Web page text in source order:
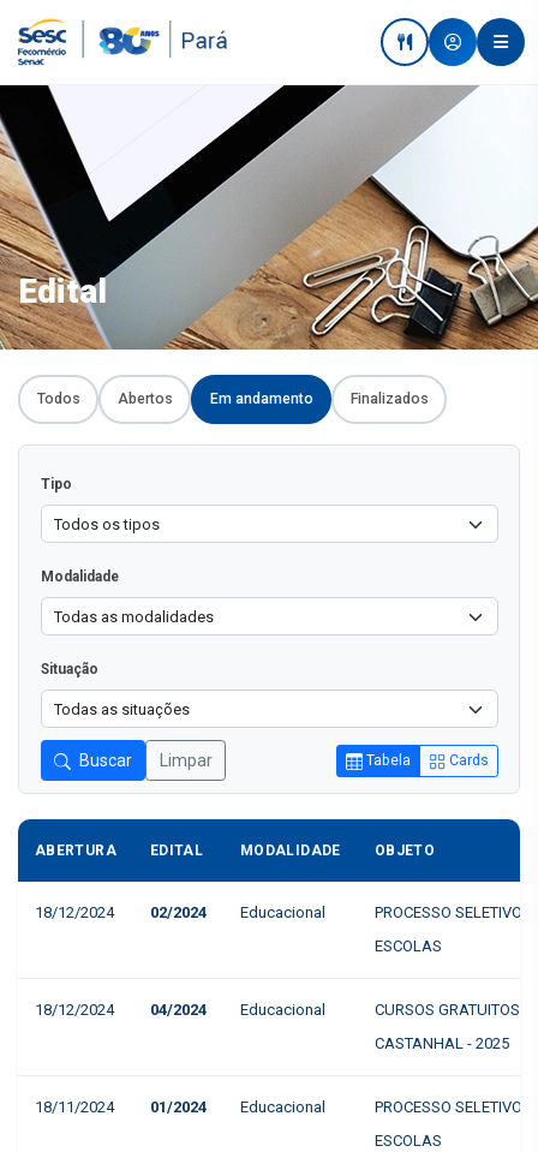
Edital
Todos Abertos Em andamento Finalizados
Tipo
Modalidade
Situação
Buscar Limpar Tabela Cards
ABERTURA EDITAL MODALIDADE OBJETO
18/12/2024 02/2024 Educacional
PROCESSO SELETIVO
ESCOLAS
18/12/2024 04/2024 Educacional
CURSOS GRATUITOS
CASTANHAL - 2025
18/11/2024 01/2024 Educacional
PROCESSO SELETIVO
ESCOLAS